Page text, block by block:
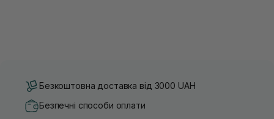
Безкоштовна доставка від 3000 UAH
Безпечні способи оплати